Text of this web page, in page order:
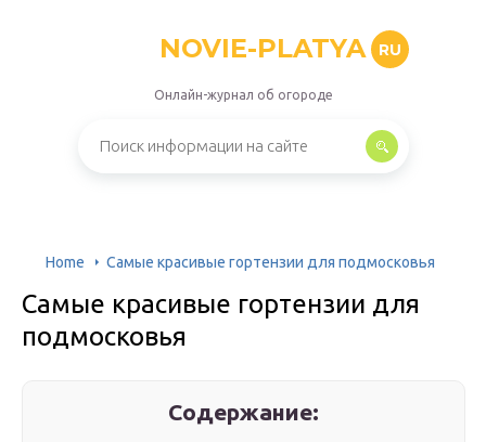
NOVIE-PLATYA RU
Онлайн-журнал об огороде
Home Самые красивые гортензии для подмосковья
Самые красивые гортензии для
подмосковья
Содержание: